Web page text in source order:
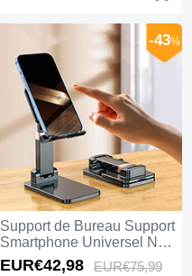
Support de Bureau Support
Smartphone Universel N03
Noir
-43%
EUR€42,98 EUR€75,99